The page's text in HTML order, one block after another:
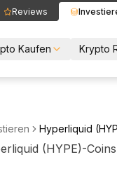
Reviews
Kaufen Krypto
Hyperliquid
(HYPE)-